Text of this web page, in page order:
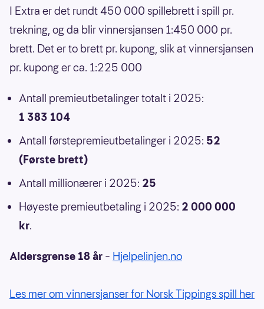
I Extra er det rundt 450 000 spillebrett i spill pr.
trekning, og da blir vinnersjansen 1:450 000 pr.
brett. Det er to brett pr. kupong, slik at vinnersjansen
pr. kupong er ca. 1:225 000
Antall premieutbetalinger totalt i 2025:
1 383 104
Antall førstepremieutbetalinger i 2025: 52
(Første brett)
Antall millionærer i 2025: 25
Høyeste premieutbetaling i 2025: 2 000 000
kr.
Aldersgrense 18 år – Hjelpelinjen.no
Les mer om vinnersjanser for Norsk Tippings spill her